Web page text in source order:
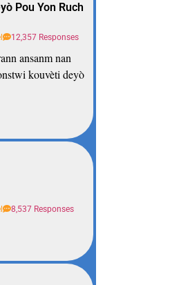
Pou Yon Ruch
12,357 Responses
ansanm nan
kouvèti deyò
8,537 Responses